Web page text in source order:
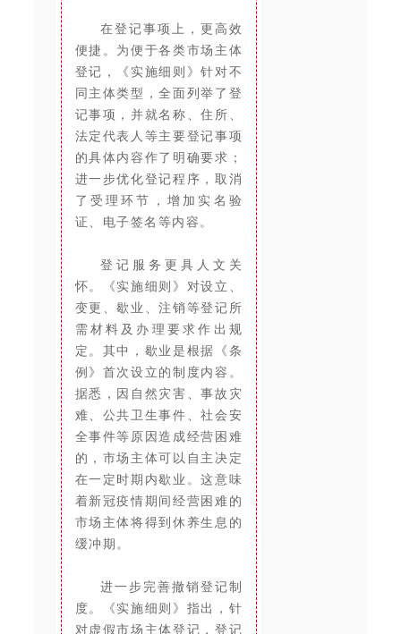
在登记事项上，更高效
便捷。为便于各类市场主体
登记，《实施细则》针对不
同主体类型，全面列举了登
记事项，并就名称、住所、
法定代表人等主要登记事项
的具体内容作了明确要求；
进一步优化登记程序，取消
了受理环节，增加实名验
证、电子签名等内容。
登记服务更具人文关
怀。《实施细则》对设立、
变更、歇业、注销等登记所
需材料及办理要求作出规
定。其中，歇业是根据《条
例》首次设立的制度内容。
据悉，因自然灾害、事故灾
难、公共卫生事件、社会安
全事件等原因造成经营困难
的，市场主体可以自主决定
在一定时期内歇业。这意味
着新冠疫情期间经营困难的
市场主体将得到休养生息的
缓冲期。
进一步完善撤销登记制
度。《实施细则》指出，针
对虚假市场主体登记，登记